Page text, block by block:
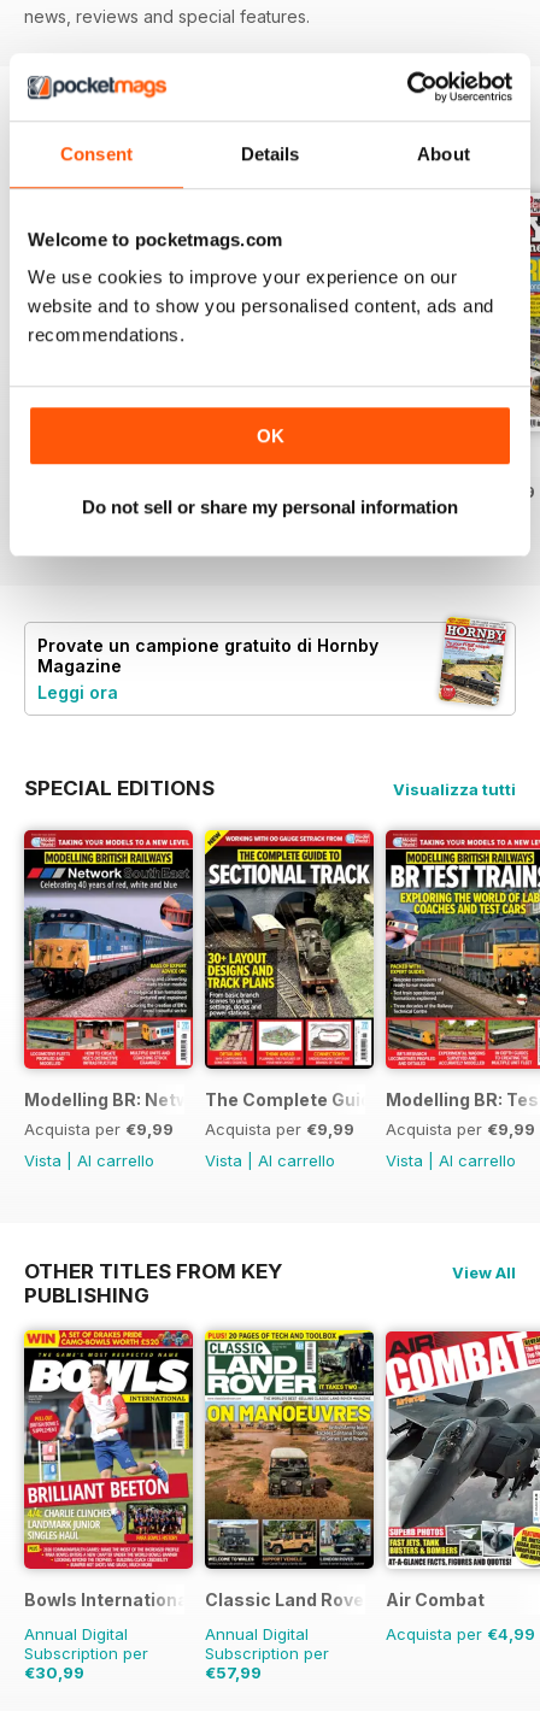
Consent Details About
Welcome to pocketmags.com
We use cookies to improve your experience on our
website and to show you personalised content, ads and
recommendations.
OK
Do not sell or share my personal information
news, reviews and special features.
EDIZIONI INDIETRO Visualizza tutti
August 2026 July 2026
Al carrello
June 2026
€6,99
Provate un campione gratuito di Hornby
Magazine
Leggi ora
SPECIAL EDITIONS Visualizza tutti
Modelling BR: Network SouthEast
Acquista per €9,99
Vista
Al carrello
The Complete Guide to Sectional
Acquista per €9,99
Vista
Al carrello
Modelling BR:
Acquista per €9,99
Vista
Al carrello
OTHER TITLES FROM KEY
PUBLISHING
View All
Bowls International
Annual Digital
Subscription per
€30,99
Classic Land Rover Magazine
Annual Digital
Subscription per
€57,99
Air Combat
Acquista per €4,99